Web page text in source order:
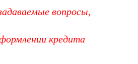
вопросы,
кредита